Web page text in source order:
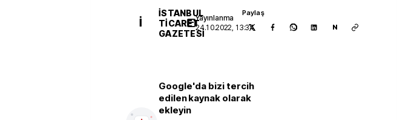
İ
İSTANBUL
TICARET
GAZETESI
Yayınlanma
24.10.2022, 13:34
Paylaş
N
Google'da bizi tercih
edilen kaynak olarak
ekleyin